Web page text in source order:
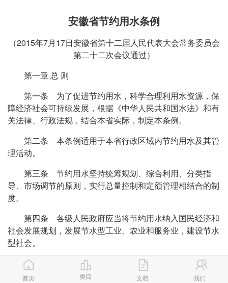
安徽省节约用水条例
（2015年7月17日安徽省第十二届人民代表大会常务委员会
第二十二次会议通过）
第一章 总 则
第一条 为了促进节约用水，科学合理利用水资源，保
障经济社会可持续发展，根据《中华人民共和国水法》和有
关法律、行政法规，结合本省实际，制定本条例。
第二条 本条例适用于本省行政区域内节约用水及其管
理活动。
第三条 节约用水坚持统筹规划、综合利用、分类指
导、市场调节的原则，实行总量控制和定额管理相结合的制
度。
第四条 各级人民政府应当将节约用水纳入国民经济和
社会发展规划，发展节水型工业、农业和服务业，建设节水
型社会。
节约用水工作所需经费列入本级财政预算。
首页 类目 文档 我们